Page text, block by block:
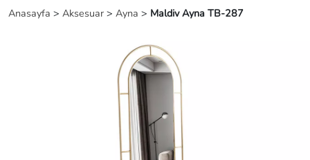
Anasayfa > Aksesuar > Ayna > Maldiv Ayna TB-287